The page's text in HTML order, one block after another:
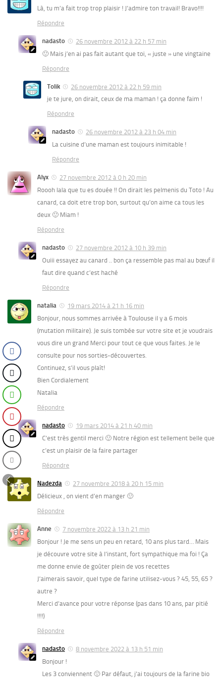
Là, tu m’a fait trop trop plaisir ! J’admire ton travail! Bravo!!!!
Répondre
nadasto
26 novembre 2012 à 22 h 57 min
🙂 Mais j’en ai pas fait autant que toi, « juste » une vingtaine
Répondre
Tolik
26 novembre 2012 à 22 h 59 min
je te jure, on dirait, ceux de ma maman ! ça donne faim !
Répondre
nadasto
26 novembre 2012 à 23 h 04 min
La cuisine d’une maman est toujours inimitable !
Répondre
Alyx
27 novembre 2012 à 0 h 20 min
Roooh lala que tu es douée !! On dirait les pelmenis du Toto ! Au
canard, ca doit etre trop bon, surtout qu’on aime ca tous les
deux 🙂 Miam !
Répondre
nadasto
27 novembre 2012 à 10 h 39 min
Ouiii essayez au canard .. bon ça ressemble pas mal au bœuf il
faut dire quand c’est haché
Répondre
natalia
19 mars 2014 à 21 h 16 min
Bonjour, nous sommes arrivée à Toulouse il y a 6 mois
(mutation militaire). Je suis tombée sur votre site et je voudrais
vous dire un grand Merci pour tout ce que vous faites. Je le
consulte pour nos sorties-découvertes.
Continuez, s’il vous plaît!
Bien Cordialement
Natalia
Répondre
nadasto
19 mars 2014 à 21 h 40 min
C’est très gentil merci 🙂 Notre région est tellement belle que
c’est un plaisir de la faire partager
Répondre
Nadezda
27 novembre 2018 à 20 h 15 min
Délicieux , on vient d’en manger 🙂
Répondre
Anne
7 novembre 2022 à 13 h 21 min
Bonjour ! Je me sens un peu en retard, 10 ans plus tard… Mais
je découvre votre site à l’instant, fort sympathique ma foi ! Ça
me donne envie de goûter plein de vos recettes
J’aimerais savoir, quel type de farine utilisez-vous ? 45, 55, 65 ?
autre ?
Merci d’avance pour votre réponse (pas dans 10 ans, par pitié
!!!!)
Répondre
nadasto
8 novembre 2022 à 13 h 51 min
Bonjour !
Les 3 conviennent 🙂 Par défaut, j’ai toujours de la farine bio